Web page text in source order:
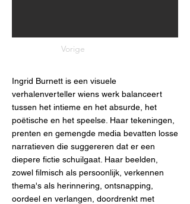
Vorige
​Ingrid Burnett is een visuele
verhalenverteller wiens werk balanceert
tussen het intieme en het absurde, het
poëtische en het speelse. Haar tekeningen,
prenten en gemengde media bevatten losse
narratieven die suggereren dat er een
diepere fictie schuilgaat. Haar beelden,
zowel filmisch als persoonlijk, verkennen
thema's als herinnering, ontsnapping,
oordeel en verlangen, doordrenkt met